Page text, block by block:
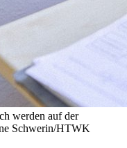
werden auf der
Schwerin/HTWK